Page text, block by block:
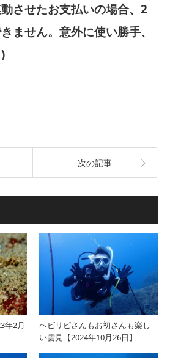
させたお支払いの場合、2
ません。意外に使い勝手、
次の記事
年2月
ヘビリピさんもお初さんも楽し
い雲見【2024年10月26日】